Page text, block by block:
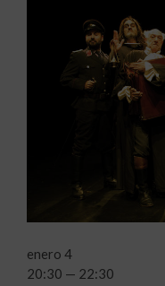
enero 4
20:30 — 22:30